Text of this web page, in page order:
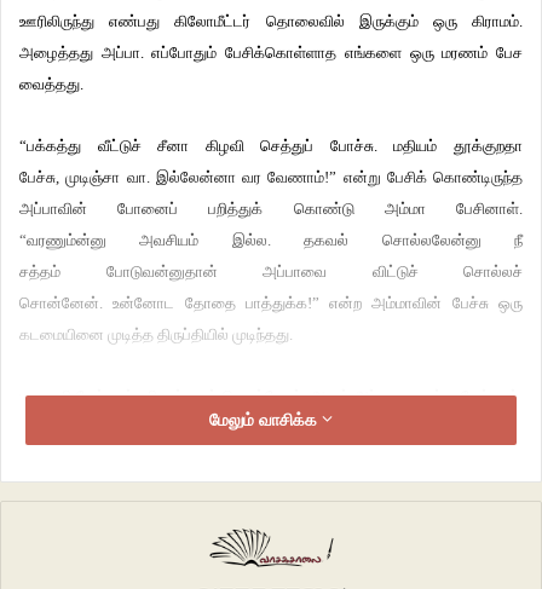
ஊரிலிருந்து எண்பது கிலோமீட்டர் தொலைவில் இருக்கும் ஒரு கிராமம்.
அழைத்தது அப்பா. எப்போதும் பேசிக்கொள்ளாத எங்களை ஒரு மரணம் பேச
வைத்தது.
“பக்கத்து வீட்டுச் சீனா கிழவி செத்துப் போச்சு. மதியம் தூக்குறதா
பேச்சு, முடிஞ்சா வா. இல்லேன்னா வர வேணாம்!” என்று பேசிக் கொண்டிருந்த
அப்பாவின் போனைப் பறித்துக் கொண்டு அம்மா பேசினாள்.
“வரணும்ன்னு அவசியம் இல்ல. தகவல் சொல்லலேன்னு நீ
சத்தம் போடுவன்னுதான் அப்பாவை விட்டுச் சொல்லச்
சொன்னேன். உன்னோட தோதை பாத்துக்க!” என்ற அம்மாவின் பேச்சு ஒரு
கடமையினை முடித்த திருப்தியில் முடிந்தது.
மனைவி கேட்டாள். விபரத்தைச் சொன்னேன். அவள் அப்படியா என்று கேட்டாள்.
பின் சீனா கிழவி தொடர்பான இரண்டு செய்திகளைச் சொன்னாள். பின் ஒரு
படுத்தவள் அப்படியே உறங்கிப் போனாள்.
மேலும் வாசிக்க